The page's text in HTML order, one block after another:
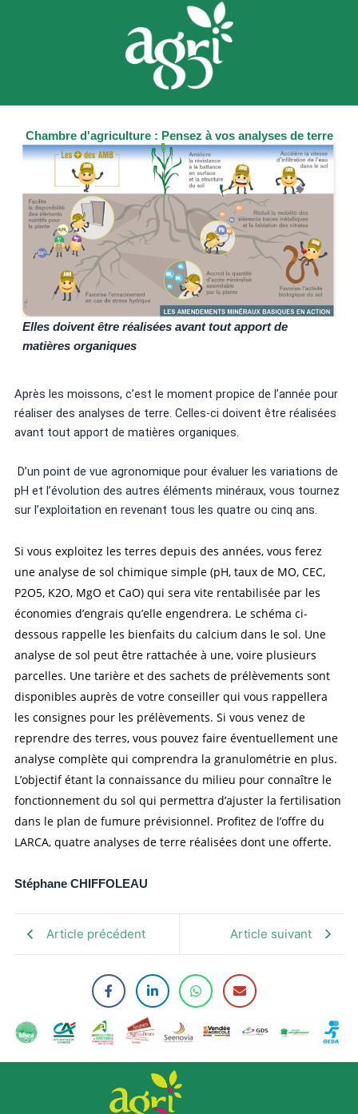
Chambre d'agriculture : Pensez à vos analyses de terre
Elles doivent être réalisées avant tout apport de
matières organiques
Après les moissons, c’est le moment propice de l’année pour
réaliser des analyses de terre. Celles-ci doivent être réalisées
avant tout apport de matières organiques.
D’un point de vue agronomique pour évaluer les variations de
pH et l’évolution des autres éléments minéraux, vous tournez
sur l’exploitation en revenant tous les quatre ou cinq ans.
Si vous exploitez les terres depuis des années, vous ferez
une analyse de sol chimique simple (pH, taux de MO, CEC,
P2O5, K2O, MgO et CaO) qui sera vite rentabilisée par les
économies d’engrais qu’elle engendrera. Le schéma ci-
dessous rappelle les bienfaits du calcium dans le sol. Une
analyse de sol peut être rattachée à une, voire plusieurs
parcelles. Une tarière et des sachets de prélèvements sont
disponibles auprès de votre conseiller qui vous rappellera
les consignes pour les prélèvements. Si vous venez de
reprendre des terres, vous pouvez faire éventuellement une
analyse complète qui comprendra la granulométrie en plus.
L’objectif étant la connaissance du milieu pour connaître le
fonctionnement du sol qui permettra d’ajuster la fertilisation
dans le plan de fumure prévisionnel. Profitez de l’offre du
LARCA, quatre analyses de terre réalisées dont une offerte.
Stéphane CHIFFOLEAU
Article précédent Article suivant